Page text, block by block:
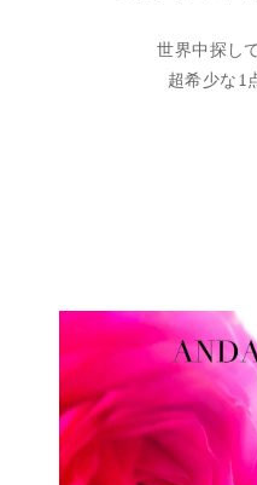
世界中探し
超希少な1